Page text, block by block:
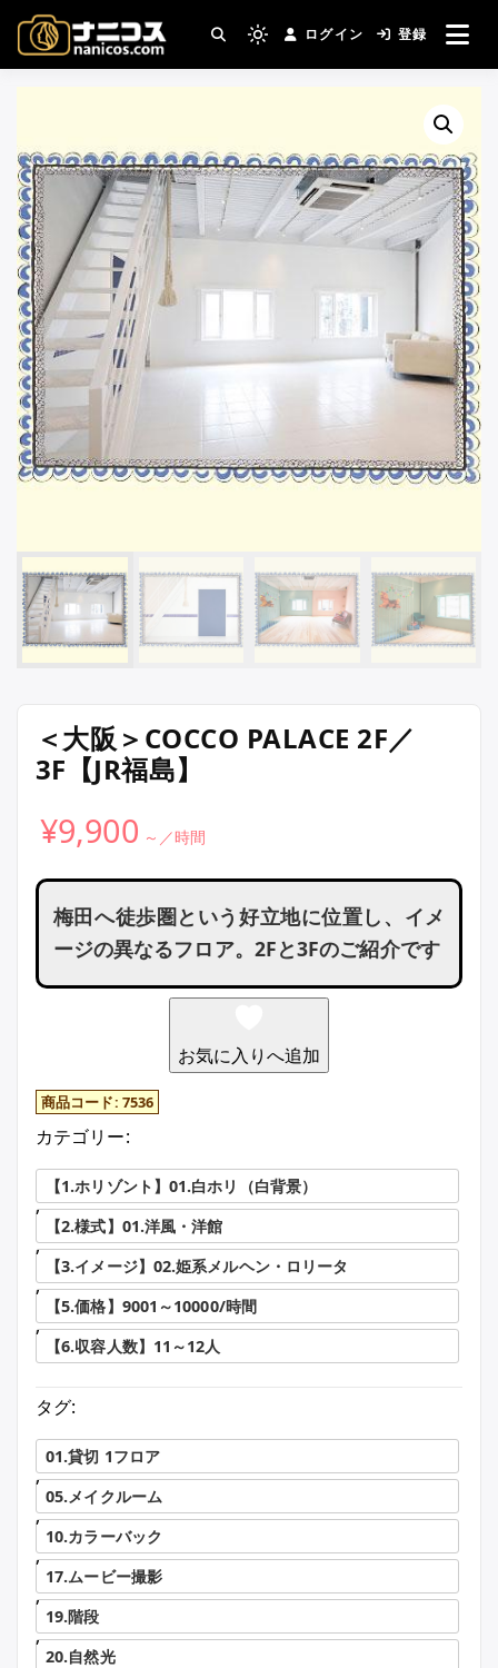
テ
ス
キ
ッ
プ
nanicos－コスプレイヤ
ーさんとカメラマンさん
がつながるコスプレ撮影
サイト
撮影場所・スタジオがすぐ見つかる。コスプ
レ撮影主催者の強い味方！
Light
mode
switch
to
dark)
ログイン 登録
＜大阪＞COCCO PALACE 2F／
3F【JR福島】
¥9,900
梅田へ徒歩圏という好立地に位置し、イメ
ージの異なるフロア。2Fと3Fのご紹介です
お気に入りへ追加
商品コード: 7536
カテゴリー:
【1.ホリゾント】01.白ホリ（白背景）
,
【2.様式】01.洋風・洋館
,
【3.イメージ】02.姫系メルヘン・ロリータ
,
【5.価格】9001～10000/時間
,
【6.収容人数】11～12人
タグ:
01.貸切 1フロア
,
05.メイクルーム
,
10.カラーバック
,
17.ムービー撮影
,
19.階段
,
20.自然光